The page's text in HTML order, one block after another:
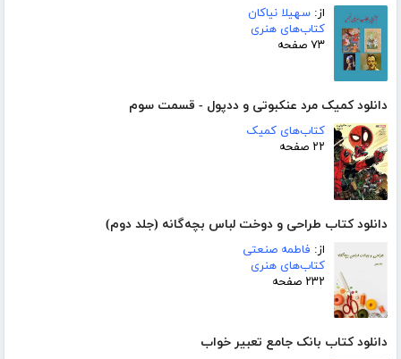
از: سهیلا نیاکان
کتاب‌های هنری
۷۳ صفحه
دانلود کمیک مرد عنکبوتی و ددپول - قسمت سوم
کتاب‌های کمیک
۲۲ صفحه
دانلود کتاب طراحی و دوخت لباس بچه‌گانه (جلد دوم)
از: فاطمه صنعتی
کتاب‌های هنری
۲۳۲ صفحه
دانلود کتاب بانک جامع تعبیر خواب